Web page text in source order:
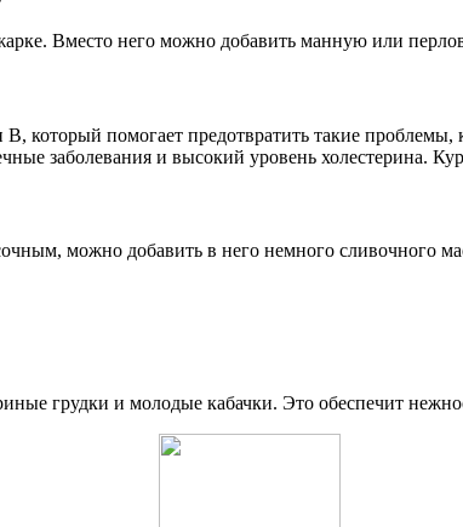
Вместо него можно добавить манную или
который помогает предотвратить такие проблемы,
заболевания и высокий уровень холестерина.
можно добавить в него немного сливочного
грудки и молодые кабачки. Это обеспечит